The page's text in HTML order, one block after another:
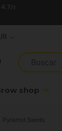
shop
Pyramid Seeds